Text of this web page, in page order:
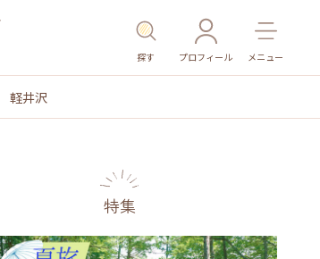
探す プロフィール メニュー
軽井沢
温泉・スパ その他施設 ごはん
特集